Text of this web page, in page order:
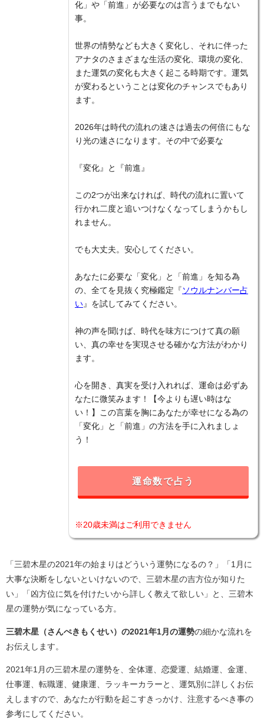
化」や「前進」が必要なのは言うまでもない
事。
世界の情勢なども大きく変化し、それに伴った
アナタのさまざまな生活の変化、環境の変化、
また運気の変化も大きく起こる時期です。運気
が変わるということは変化のチャンスでもあり
ます。
2026年は時代の流れの速さは過去の何倍にもな
り光の速さになります。その中で必要な
『変化』と『前進』
この2つが出来なければ、時代の流れに置いて
行かれ二度と追いつけなくなってしまうかもし
れません。
でも大丈夫。安心してください。
あなたに必要な「変化」と「前進」を知る為
の、全てを見抜く究極鑑定『 ソウルナンバー占
い 』を試してみてください。
神の声を聞けば、時代を味方につけて真の願
い、真の幸せを実現させる確かな方法がわかり
ます。
心を開き、真実を受け入れれば、運命は必ずあ
なたに微笑みます！【今よりも遅い時はな
い！】この言葉を胸にあなたが幸せになる為の
「変化」と「前進」の方法を手に入れましょ
う！
運命数で占う
※20歳未満はご利用できません
「三碧木星の2021年の始まりはどういう運勢になるの？」「1月に
大事な決断をしないといけないので、三碧木星の吉方位が知りた
い」「凶方位に気を付けたいから詳しく教えて欲しい」と、三碧木
星の運勢が気になっている方。
三碧木星（さんぺきもくせい）の2021年1月の運勢の細かな流れを
お伝えします。
2021年1月の三碧木星の運勢を、全体運、恋愛運、結婚運、金運、
仕事運、転職運、健康運、ラッキーカラーと、運気別に詳しくお伝
えしますので、あなたが行動を起こすきっかけ、注意するべき事の
参考にしてください。